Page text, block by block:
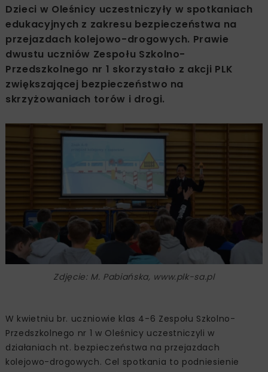
Dzieci w Oleśnicy uczestniczyły w spotkaniach
edukacyjnych z zakresu bezpieczeństwa na
przejazdach kolejowo-drogowych. Prawie
dwustu uczniów Zespołu Szkolno-
Przedszkolnego nr 1 skorzystało z akcji PLK
zwiększającej bezpieczeństwo na
skrzyżowaniach torów i drogi.
Zdjęcie: M. Pabiańska, www.plk-sa.pl
W kwietniu br. uczniowie klas 4-6 Zespołu Szkolno-
Przedszkolnego nr 1 w Oleśnicy uczestniczyli w
działaniach nt. bezpieczeństwa na przejazdach
kolejowo-drogowych. Cel spotkania to podniesienie